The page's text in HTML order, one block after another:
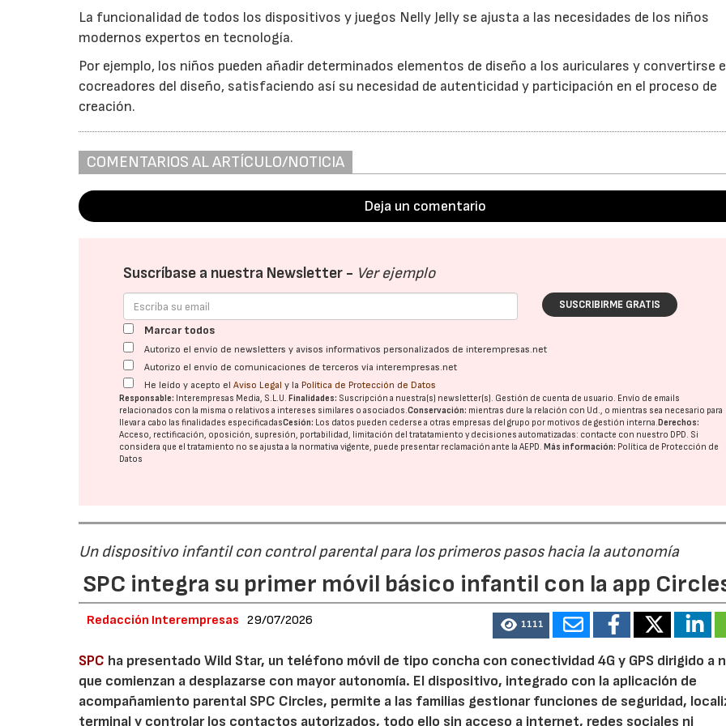
La funcionalidad de todos los dispositivos y juegos Nelly Jelly se ajusta a las necesidades de los niños
modernos expertos en tecnología.
Por ejemplo, los niños pueden añadir determinados elementos de diseño a los auriculares y convertirse
cocreadores del diseño, satisfaciendo así su necesidad de autenticidad y participación en el proceso de
creación.
COMENTARIOS AL ARTÍCULO/NOTICIA
Deja un comentario
Suscríbase a nuestra Newsletter - Ver ejemplo
SUSCRIBIRME GRATIS
Marcar todos
Autorizo el envío de newsletters y avisos informativos personalizados de interempresas.net
Autorizo el envío de comunicaciones de terceros vía interempresas.net
He leído y acepto elAviso Legal y la Política de Protección de Datos
Responsable: Interempresas Media, S.L.U. Finalidades: Suscripción a nuestra(s) newsletter(s). Gestión de cuenta de usuario. Envío de emails
relacionados con la misma o relativos a intereses similares o asociados.Conservación: mientras dure la relación con Ud., o mientras sea necesario para
llevar a cabo las finalidades especificadasCesión: Los datos pueden cederse a otras empresas del grupo por motivos de gestión interna. Derechos:
Acceso, rectificación, oposición, supresión, portabilidad, limitación del tratatamiento y decisiones automatizadas: contacte con nuestro DPD. Si
considera que el tratamiento no se ajusta a la normativa vigente, puede presentar reclamación ante laAEPD. Más información: Política de Protección de
Datos
Un dispositivo infantil con control parental para los primeros pasos hacia la autonomía
SPC integra su primer móvil básico infantil con la app
Redacción Interempresas 29/07/2026 1111
SPC ha presentado Wild Star, un teléfono móvil de tipo concha con conectividad 4G y GPS dirigido a
que comienzan a desplazarse con mayor autonomía. El dispositivo, integrado con la aplicación de
acompañamiento parental SPC Circles, permite a las familias gestionar funciones de seguridad,
terminal y controlar los contactos autorizados, todo ello sin acceso a internet, redes sociales ni